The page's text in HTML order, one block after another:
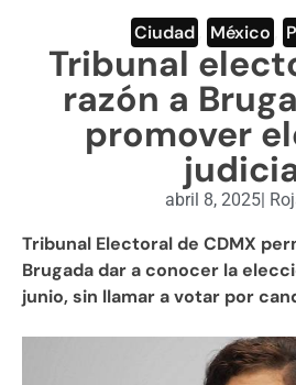
ENGLISH
VIDEOS
Ciudad México
Tribunal
razón a
promover
abril 8, 2025|
Tribunal Electoral de CDMX
Brugada dar a conocer la
junio, sin llamar a votar por